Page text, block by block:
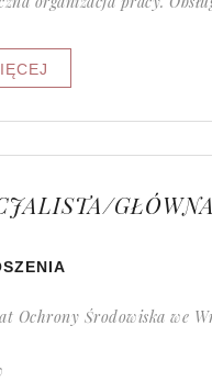
Ochrony Środowiska we